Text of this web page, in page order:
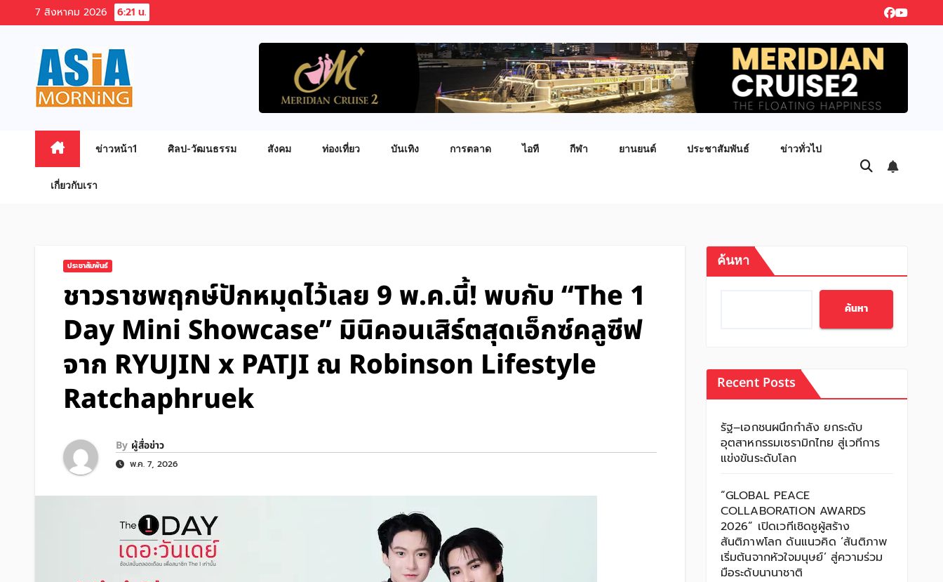
to
content
7 สิงหาคม 2026 6:21 น.
ข่าวหน้า1 ศิลป-วัฒนธรรม สังคม ท่องเที่ยว บันเทิง การตลาด ไอที กีฬา ยานยนต์ ประชาสัมพันธ์ ข่าวทั่วไป
เกี่ยวกับเรา
ประชาสัมพันธ์
ชาวราชพฤกษ์ปักหมุดไว้เลย 9 พ.ค.นี้! พบกับ “The 1
Day Mini Showcase” มินิคอนเสิร์ตสุดเอ็กซ์คลูซีฟ
จาก RYUJIN x PATJI ณ Robinson Lifestyle
Ratchaphruek
By ผู้สื่อข่าว
พ.ค. 7, 2026
ค้นหา
ค้นหา
Recent Posts
รัฐ–เอกชนผนึกกำลัง ยกระดับ
อุตสาหกรรมเซรามิกไทย สู่เวทีการ
แข่งขันระดับโลก
“GLOBAL PEACE
COLLABORATION AWARDS
2026” เปิดเวทีเชิดชูผู้สร้าง
สันติภาพโลก ดันแนวคิด ‘สันติภาพ
เริ่มต้นจากหัวใจมนุษย์’ สู่ความร่วม
มือระดับนานาชาติ